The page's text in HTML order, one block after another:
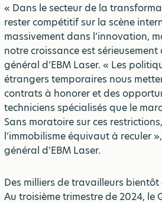
« Dans le secteur de la
rester compétitif sur la scène
massivement dans l’innovation,
notre croissance est
général d’EBM Laser. « Les
étrangers temporaires nous
contrats à honorer et des
techniciens spécialisés que le
Sans moratoire sur ces
l’immobilisme équivaut à reculer
général d’EBM Laser.
Des milliers de travailleurs
Au troisième trimestre de 2024,